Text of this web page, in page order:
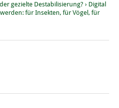
gezielte Destabilisierung? › Digital
für Insekten, für Vögel, für